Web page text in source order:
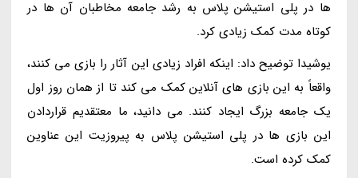
ها در پلی استیشن پلاس به رشد جامعه مخاطبان آن ها در
کوتاه مدت کمک زیادی کرد.
یوشیدا توضیح داد: اینکه افراد زیادی این آثار را بازی می کنند،
واقعاً به این بازی های آنلاین کمک می کند تا از همان روز اول
یک جامعه بزرگ ایجاد کنند. می دانید، ما معتقدیم قراردادن
این بازی ها در پلی استیشن پلاس به پیروزیت این عناوین
کمک کرده است.